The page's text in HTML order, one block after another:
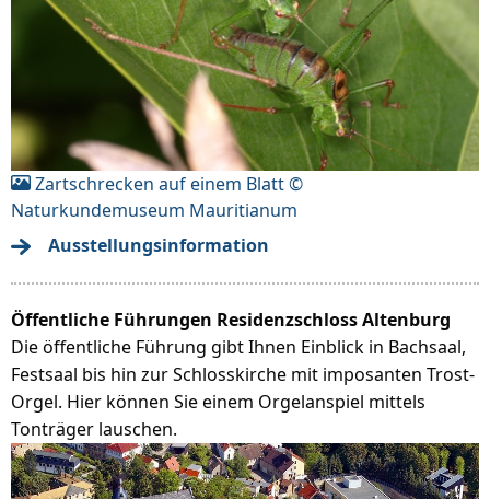
Zartschrecken auf einem Blatt ©
Naturkundemuseum Mauritianum
Ausstellungsinformation
Öffentliche Führungen Residenzschloss Altenburg
Die öffentliche Führung gibt Ihnen Einblick in Bachsaal,
Festsaal bis hin zur Schlosskirche mit imposanten Trost-
Orgel. Hier können Sie einem Orgelanspiel mittels
Tonträger lauschen.